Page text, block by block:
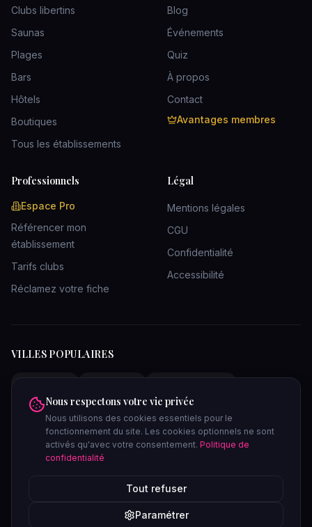
Clubs libertins
Saunas
Plages
Bars
Hôtels
Boutiques
Tous les établissements
Blog
Événements
Quiz
À propos
Contact
Avantages membres
Professionnels
Espace Pro
Référencer mon
établissement
Tarifs clubs
Réclamez votre fiche
Légal
Mentions légales
CGU
Confidentialité
Accessibilité
VILLES POPULAIRES
Clubs Marseille
Clubs Toulouse
Clubs Nantes
Clubs Strasbourg
Clubs Nice
Clubs Bruxelles
Saunas Paris Saunas Lyon
lieux-libertins
Nous respectons votre vie privée
Nous utilisons des cookies essentiels pour le
fonctionnement du site. Les cookies optionnels ne sont
activés qu'avec votre consentement. Politique de
confidentialité
Tout refuser
Paramétrer